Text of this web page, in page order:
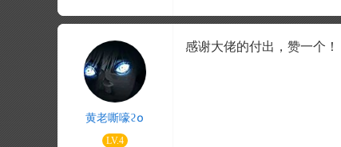
黄老嘶嚎ϩ໐
LV.4
感谢大佬的付出，赞一个！